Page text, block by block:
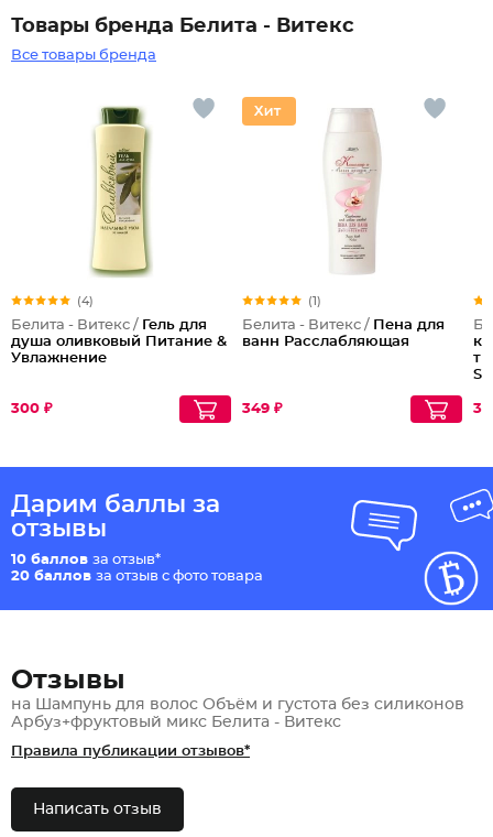
Товары бренда Белита - Витекс
Все товары бренда
(4)
Белита - Витекс / Гель для
душа оливковый Питание &
Увлажнение
300 ₽
(1)
Белита - Витекс / Пена для
ванн Расслабляющая
349 ₽
Дарим баллы за
отзывы
10 баллов за отзыв*
20 баллов за отзыв с фото товара
Отзывы
на Шампунь для волос Объём и густота без силиконов
Арбуз+фруктовый микс Белита - Витекс
Правила публикации отзывов*
Написать отзыв